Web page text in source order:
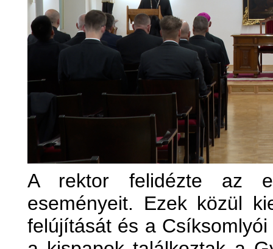
A rektor felidézte az
eseményeit. Ezek közül
felújítását és a